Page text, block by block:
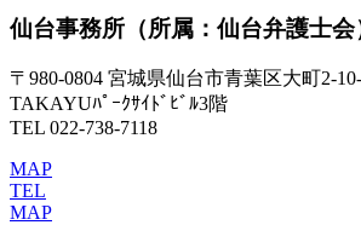
仙台事務所 （所属：仙台弁護士会
〒980-0804 宮城県仙台市青葉区大町2-
TAKAYUﾊﾟｰｸｻｲﾄﾞﾋﾞﾙ3階
TEL 022-738-7118
MAP
TEL
MAP